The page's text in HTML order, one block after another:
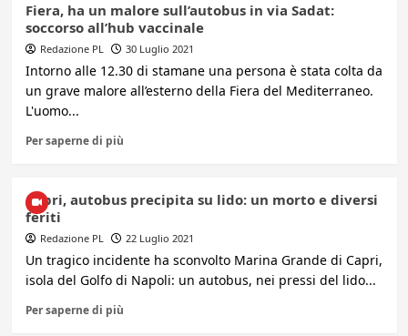
Fiera, ha un malore sull’autobus in via Sadat:
soccorso all’hub vaccinale
Redazione PL 30 Luglio 2021
Intorno alle 12.30 di stamane una persona è stata colta da
un grave malore all’esterno della Fiera del Mediterraneo.
L'uomo...
Per saperne di più
Capri, autobus precipita su lido: un morto e diversi
feriti
Redazione PL 22 Luglio 2021
Un tragico incidente ha sconvolto Marina Grande di Capri,
isola del Golfo di Napoli: un autobus, nei pressi del lido...
Per saperne di più